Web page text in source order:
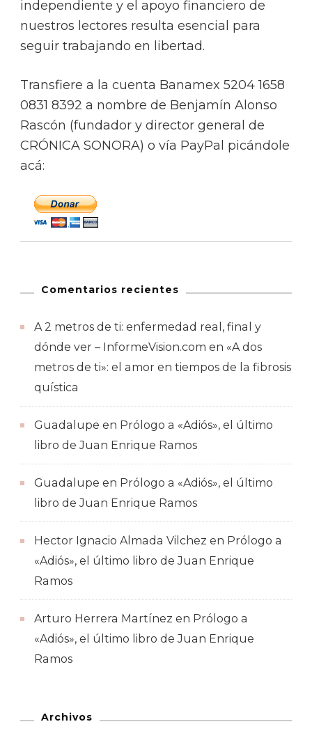
independiente y el apoyo financiero de
nuestros lectores resulta esencial para
seguir trabajando en libertad.
Transfiere a la cuenta Banamex 5204 1658
0831 8392 a nombre de Benjamín Alonso
Rascón (fundador y director general de
CRÓNICA SONORA) o vía PayPal picándole
acá:
Comentarios recientes
A 2 metros de ti: enfermedad real, final y
dónde ver – InformeVision.com en «A dos
metros de ti»: el amor en tiempos de la fibrosis
quística
Guadalupe en Prólogo a «Adiós», el último
libro de Juan Enrique Ramos
Guadalupe en Prólogo a «Adiós», el último
libro de Juan Enrique Ramos
Hector Ignacio Almada Vilchez en Prólogo a
«Adiós», el último libro de Juan Enrique
Ramos
Arturo Herrera Martínez en Prólogo a
«Adiós», el último libro de Juan Enrique
Ramos
Archivos